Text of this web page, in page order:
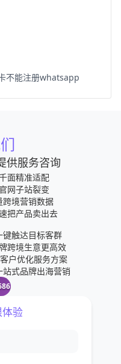
不能注册whatsapp
供服务咨询
面精准适配
网子站裂变
跨境营销数据
把产品卖出去
触达目标客群
跨境生意更高效
户优化服务方案
式品牌出海营销